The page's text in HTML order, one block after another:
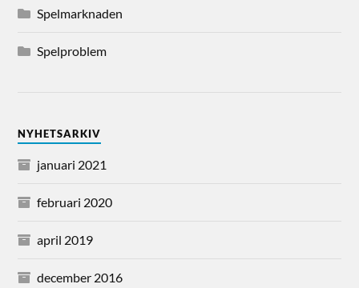
Spelmarknaden
Spelproblem
NYHETSARKIV
januari 2021
februari 2020
april 2019
december 2016